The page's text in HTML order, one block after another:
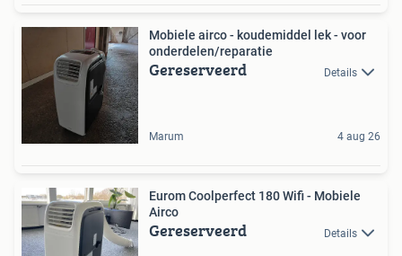
Mobiele airco - koudemiddel lek - voor
onderdelen/reparatie
Gereserveerd Details
Marum 4 aug 26
Eurom Coolperfect 180 Wifi - Mobiele
Airco
Gereserveerd Details